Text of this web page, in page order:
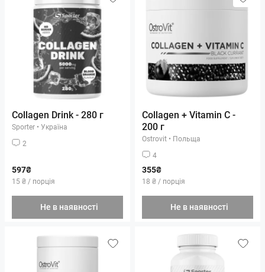
Collagen Drink - 280 г
Sporter • Україна
2
597₴
15 ₴ / порція
Не в наявності
Collagen + Vitamin C -
200 г
Ostrovit • Польща
4
355₴
18 ₴ / порція
Не в наявності